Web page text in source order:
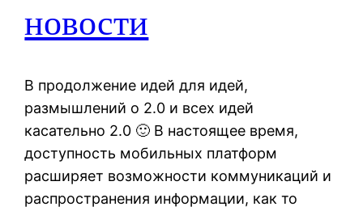
новости
В продолжение идей для идей,
размышлений о 2.0 и всех идей
касательно 2.0 🙂 В настоящее время,
доступность мобильных платформ
расширяет возможности коммуникаций и
распространения информации, как то